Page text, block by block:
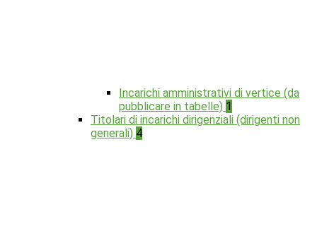
Incarichi amministrativi di vertice (da
pubblicare in tabelle) 1
Titolari di incarichi dirigenziali (dirigenti non
generali) 4